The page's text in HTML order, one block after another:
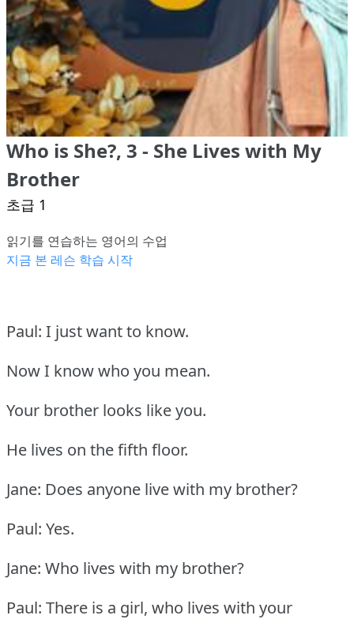
Who is She?, 3 - She Lives with My
Brother
초급 1
읽기를 연습하는 영어의 수업
지금 본 레슨 학습 시작
Paul: I just want to know.
Now I know who you mean.
Your brother looks like you.
He lives on the fifth floor.
Jane: Does anyone live with my brother?
Paul: Yes.
Jane: Who lives with my brother?
Paul: There is a girl, who lives with your